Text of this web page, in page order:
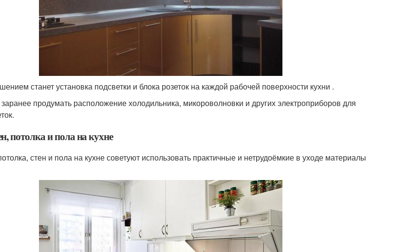
станет установка подсветки и блока розеток на каждой рабочей поверхности кухни .
продумать расположение холодильника, микороволновки и других электроприборов для
потолка и пола на кухне
стен и пола на кухне советуют использовать практичные и нетрудоёмкие в уходе материалы